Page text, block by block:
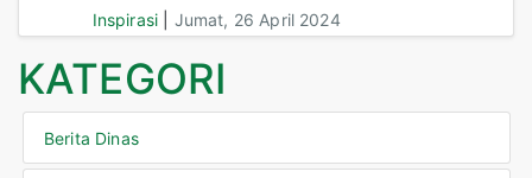
Inspirasi Jumat, 26 April 2024
KATEGORI
Berita Dinas